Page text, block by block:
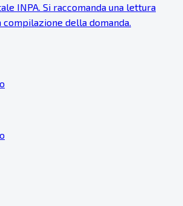
INPA. Si raccomanda una lettura
della domanda.